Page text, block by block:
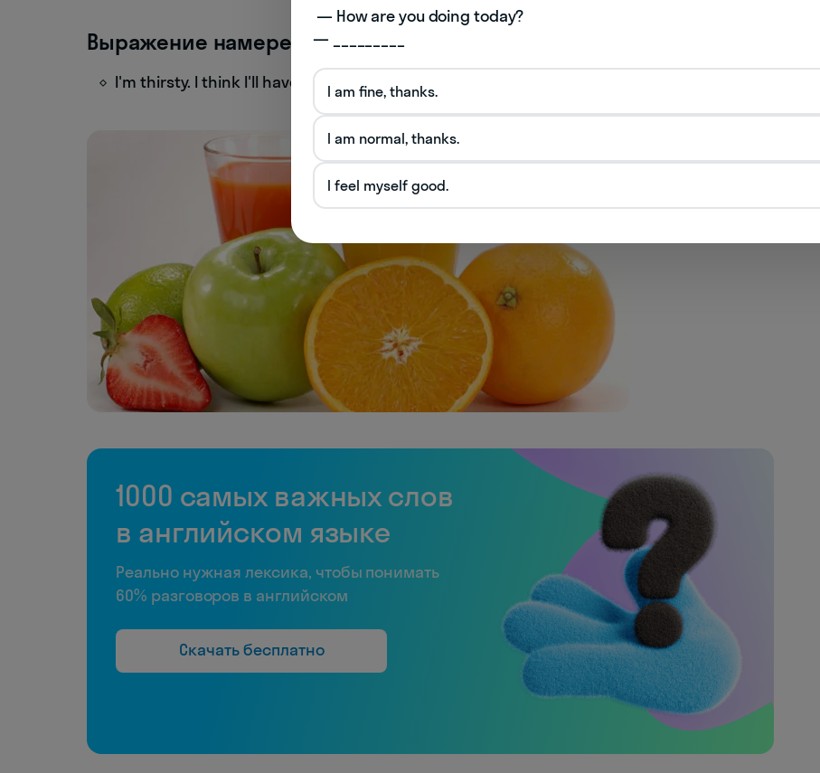
Выражение намерения или решения, возникшее в момент речи
I'm thirsty. I think I'll have a glass of juice. — Я хочу пить. Думаю, я выпью стакан сока.
1000 самых важных слов
в английском языке
Реально нужная лексика, чтобы понимать
60% разговоров в английском
Скачать бесплатно
— _________
I am fine, thanks.
I am normal, thanks.
I feel myself good.